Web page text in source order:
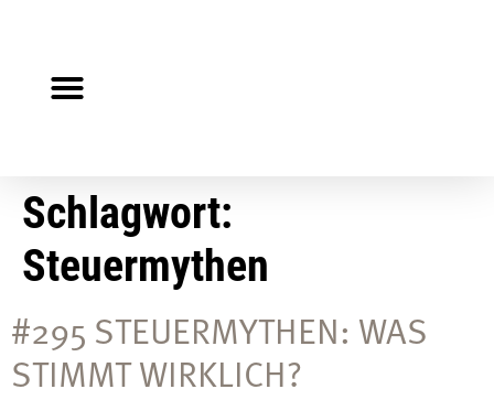
Schlagwort:
Steuermythen
#295 STEUERMYTHEN: WAS
STIMMT WIRKLICH?